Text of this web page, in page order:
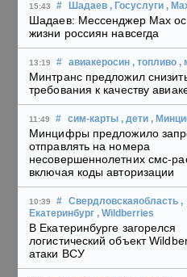
15:43 # Шадаев , Госуслуги ,
Шадаев: Мессенджер Max
жизни россиян навсегда
13:19 # авиакеросин , топливо ,
Минтранс предложил
требования к качеству
11:49 # сим-карты , дети ,
Минцифры предложило
отправлять на номера
несовершеннолетних смс-
включая коды авторизации
10:39 # Свердловскаяобласть ,
Екатеринбург , Wildberries
В Екатеринбурге загорелся
логистический объект
атаки ВСУ